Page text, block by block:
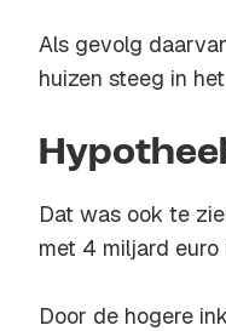
Als gevolg
huizen steeg in
Dat was ook te
met 4 miljard euro
Door de hogere